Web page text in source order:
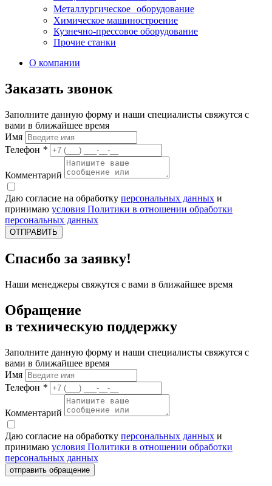
Металлургическое оборудование
Химическое машиностроение
Кузнечно-прессовое оборудование
Прочие станки
О компании
Заказать звонок
Заполните данную форму и наши специалисты свяжутся с
вами в ближайшее время
Имя
Телефон *
Комментарий
Даю согласие на обработку персональных данных и
принимаю условия Политики в отношении обработки
персональных данных
ОТПРАВИТЬ
Спасибо за заявку!
Наши менеджеры свяжутся с вами в ближайшее время
Обращение
в техническую поддержку
Заполните данную форму и наши специалисты свяжутся с
вами в ближайшее время
Имя
Телефон *
Комментарий
Даю согласие на обработку персональных данных и
принимаю условия Политики в отношении обработки
персональных данных
отправить обращение